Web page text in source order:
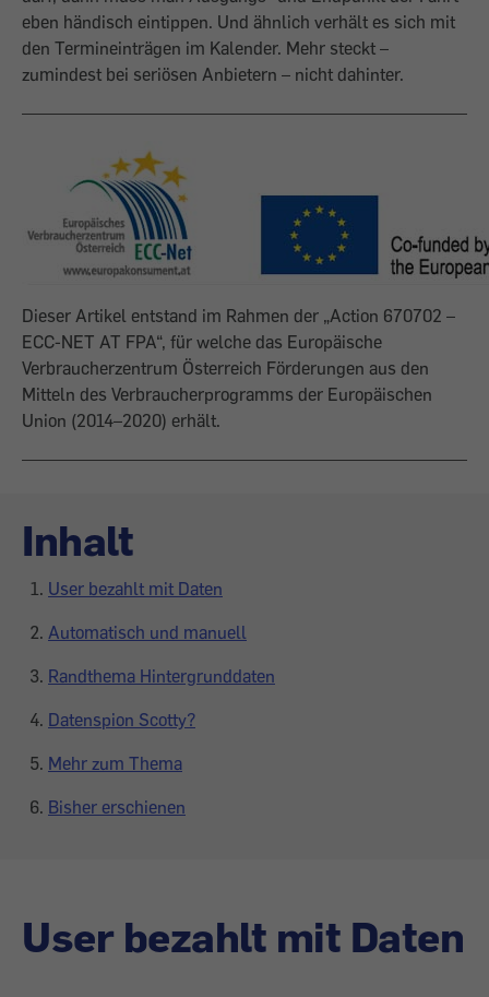
eben händisch ein­tippen. Und ähnlich verhält es sich mit
den Termineinträgen im Kalender. Mehr steckt –
zumindest bei seriösen Anbietern – nicht dahinter.
Dieser Artikel entstand im Rahmen der „Action 670702 –
ECC-NET AT FPA“, für welche das Europäische
Verbraucherzentrum Österreich Förderungen aus den
Mitteln des Verbraucherprogramms der Europäischen
Union (2014–2020) erhält.
Inhalt
User bezahlt mit Daten
Automatisch und manuell
Randthema Hintergrunddaten
Datenspion Scotty?
Mehr zum Thema
Bisher erschienen
User bezahlt mit Daten